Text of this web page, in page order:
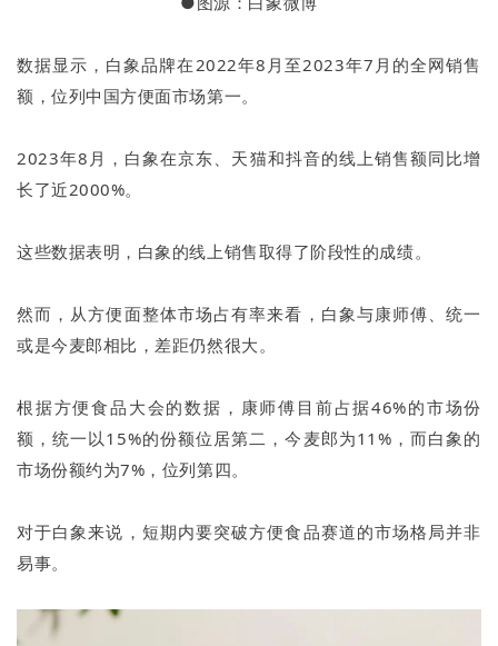
数据显示，白象品牌在2022年8月至2023年7月的全网销售
额，位列中国方便面市场第一。
2023年8月，白象在京东、天猫和抖音的线上销售额同比增
长了近2000%。
这些数据表明，白象的线上销售取得了阶段性的成绩。
然而，从方便面整体市场占有率来看，白象与康师傅、统一
或是今麦郎相比，差距仍然很大。
根据方便食品大会的数据，康师傅目前占据46%的市场份
额，统一以15%的份额位居第二，今麦郎为11%，而白象的
市场份额约为7%，位列第四。
对于白象来说，短期内要突破方便食品赛道的市场格局并非
易事。